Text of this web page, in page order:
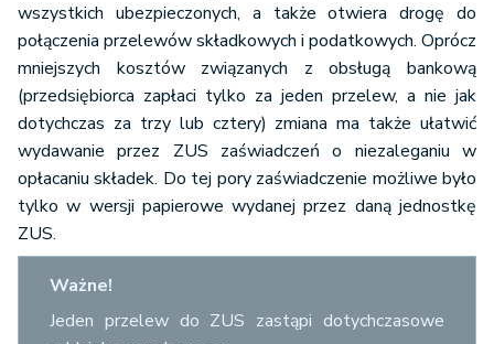
wszystkich ubezpieczonych, a także otwiera drogę do
połączenia przelewów składkowych i podatkowych. Oprócz
mniejszych kosztów związanych z obsługą bankową
(przedsiębiorca zapłaci tylko za jeden przelew, a nie jak
dotychczas za trzy lub cztery) zmiana ma także ułatwić
wydawanie przez ZUS zaświadczeń o niezaleganiu w
opłacaniu składek. Do tej pory zaświadczenie możliwe było
tylko w wersji papierowe wydanej przez daną jednostkę
ZUS.
Ważne!
Jeden przelew do ZUS zastąpi dotychczasowe